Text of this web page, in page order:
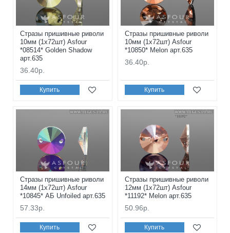
Стразы пришивные риволи
10мм (1x72шт) Asfour
*08514* Golden Shadow
арт.635
36.40р.
Купить
Стразы пришивные риволи
10мм (1x72шт) Asfour
*10850* Melon арт.635
36.40р.
Купить
Стразы пришивные риволи
14мм (1x72шт) Asfour
*10845* АБ Unfoiled арт.635
57.33р.
Купить
Стразы пришивные риволи
12мм (1x72шт) Asfour
*11192* Melon арт.635
50.96р.
Купить